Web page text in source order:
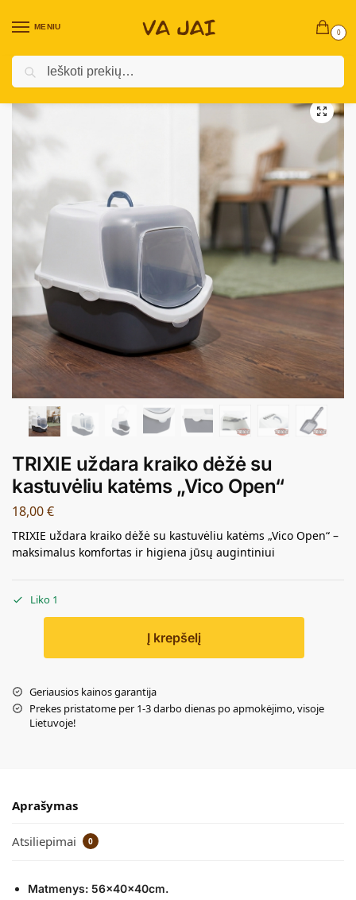
MENIU
0
Pradžia / Prekės augintiniams
TRIXIE uždara kraiko dėžė su
kastuvėliu katėms „Vico Open“
18,00€
TRIXIE uždara kraiko dėžė su kastuvėliu katėms „Vico Open“ –
maksimalus komfortas ir higiena jūsų augintiniui
Liko 1
Į krepšelį
Geriausios kainos garantija
Prekes pristatome per 1-3 darbo dienas po apmokėjimo, visoje
Lietuvoje!
Aprašymas
Atsiliepimai 0
Matmenys: 56x40x40cm.